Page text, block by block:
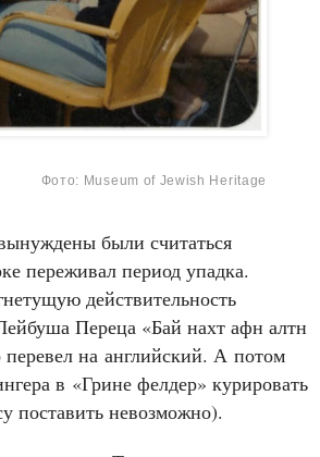
Фото: Museum of Jewish Heritage
были считаться
переживал период упадка.
действительность
Переца «Бай нахт афн алтн
на английский. А потом
в «Грине фелдер» курировать
поставить невозможно).